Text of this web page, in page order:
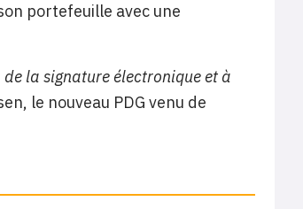
portefeuille avec une
la signature électronique et à
le nouveau PDG venu de